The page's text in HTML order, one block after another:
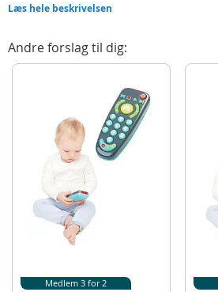
Detaljer:
Mål: 22,5 x 15 x 2,5 cm (LxBxH)
Produktdetaljer
Læs hele beskrivelsen
Andre forslag til dig:
Medlem 3 for 2